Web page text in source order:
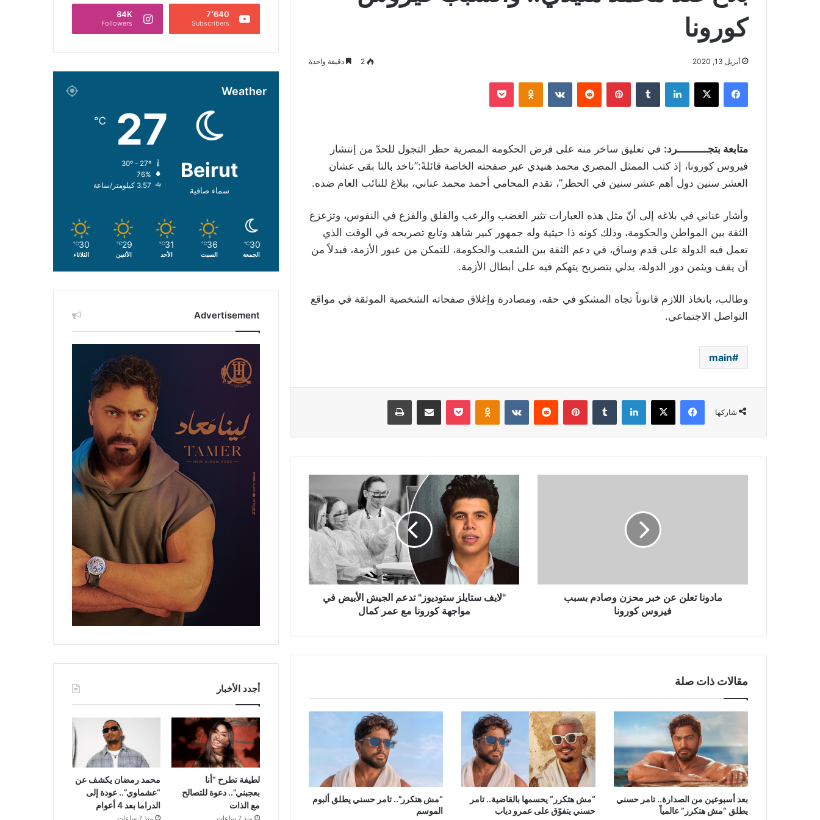
كورونا
أبريل 13, 2020 2 دقيقة واحدة
فيسبوك ‫X لينكدإن بينتيريست Odnoklassniki
‫Pocket
متابعة بتجــــــــــرد: في تعليق ساخر منه على فرض الحكومة المصرية حظر التجول للحدّ من إنتشار ​
فيروس كورونا​، إذ كتب الممثل المصري ​محمد هنيدي​ عبر صفحته الخاصة قائلةً:”ناخد بالنا بقى عشان
العشر سنين دول أهم عشر سنين في الحظر”، تقدم المحامي أحمد محمد عناني، ببلاغ للنائب العام ضده.
وأشار عناني في بلاغه إلى أنّ مثل هذه العبارات تثير الغضب والرعب والقلق والفزع في النفوس، وتزعزع
الثقة بين المواطن والحكومة، وذلك كونه ذا حيثية وله جمهور كبير شاهد وتابع تصريحه في الوقت الذي
تعمل فيه الدولة على قدم وساق، في دعم الثقة بين الشعب والحكومة، للتمكن من عبور الأزمة، فبدلاً من
أن يقف ويثمن دور الدولة، يدلي بتصريح يتهكم فيه على أبطال الأزمة.
وطالب، باتخاذ اللازم قانوناً تجاه المشكو في حقه، ومصادرة وإغلاق صفحاته الشخصية الموثقة في مواقع
التواصل الاجتماعي.
main
شاركها
فيسبوك ‫X لينكدإن بينتيريست Odnoklassniki
‫Pocket مشاركة عبر البريد طباعة
كورونا
مادونا تعلن عن خبر محزن وصادم بسبب
فيروس كورونا
ستوديوز"
الجيش
الأبيض
في
مواجهة
كورونا
"لايف ستايلز ستوديوز" تدعم الجيش الأبيض في
مواجهة كورونا مع عمر كمال
مقالات ذات صلة
بعد أسبوعين من الصدارة.. تامر حسني
يطلق “مش هتكرر” عالمياً
“مش هتكرر” يحسمها بالقاضية.. تامر
حسني يتفوّق على عمرو دياب
“مش هتكرر”.. تامر حسني يطلق ألبوم
الموسم
7٬640
Subscribers
84K
Followers
Weather
Beirut
سماء صافية
27
℃
76%
3.57 كيلومتر/ساعة
30
℃
الجمعة
36
℃
السبت
31
℃
الأحد
29
℃
الأثنين
30
℃
الثلاثاء
Advertisement
أجدد الأخبار
لطيفة تطرح “أنا
بعجبني”.. دعوة للتصالح
مع الذات
منذ 7 ساعات
محمد رمضان يكشف عن
“عشماوي”.. عودة إلى
الدراما بعد 4 أعوام
منذ 7 ساعات